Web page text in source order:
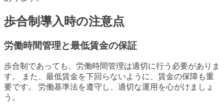
歩合制導入時の注意点
労働時間管理と最低賃金の保証
歩合制であっても、労働時間管理は適切に行う必要がありま
す。 また、最低賃金を下回らないように、賃金の保障も重
要です。 労働基準法を遵守し、適切な運用を心がけましょ
う。